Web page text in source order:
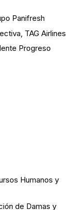
Panifresh
TAG Airlines
Progreso
Humanos y
de Damas y